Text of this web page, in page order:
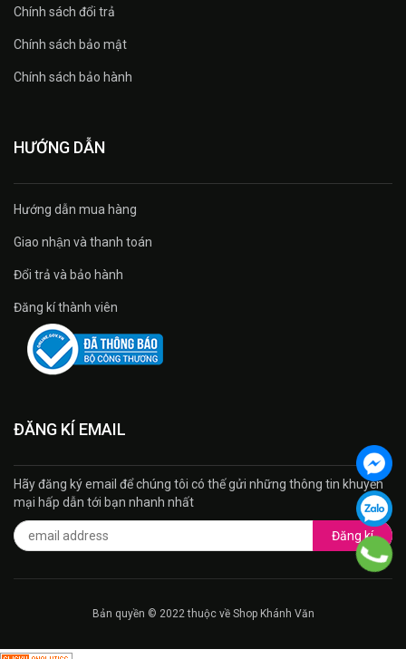
Chính sách đổi trả
Chính sách bảo mật
Chính sách bảo hành
HƯỚNG DẪN
Hướng dẫn mua hàng
Giao nhận và thanh toán
Đổi trả và bảo hành
Đăng kí thành viên
ĐĂNG KÍ EMAIL
Hãy đăng ký email để chúng tôi có thế gửi những thông tin khuyến
mại hấp dẫn tới bạn nhanh nhất
Đăng kí
Bản quyền © 2022 thuộc về Shop Khánh Văn